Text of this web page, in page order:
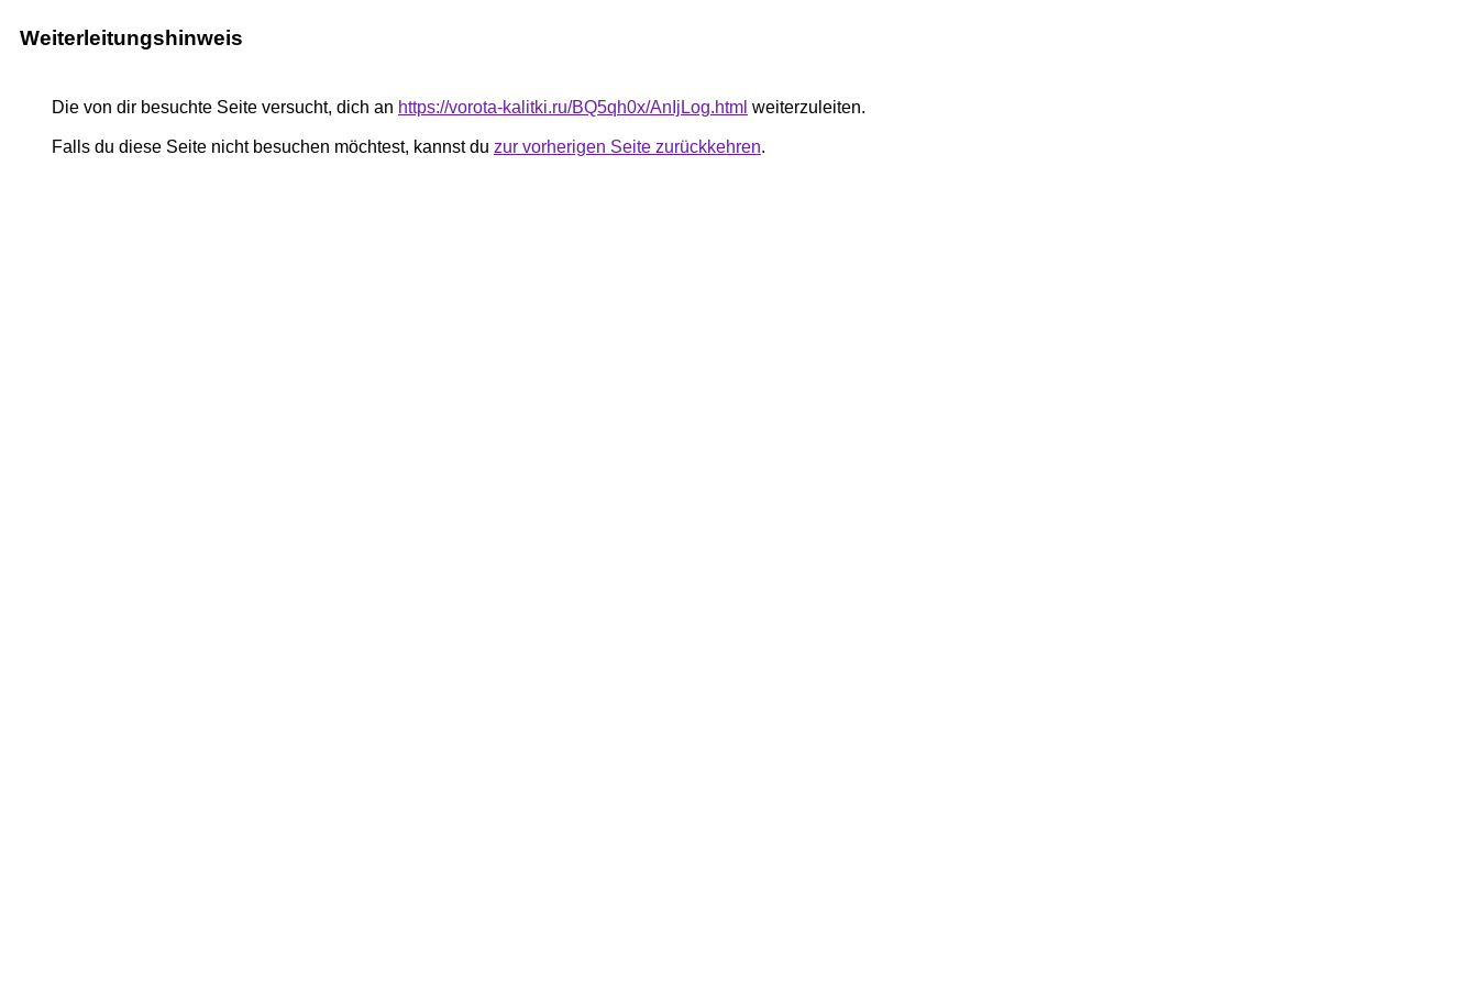
Weiterleitungshinweis
Die von dir besuchte Seite versucht, dich an https://vorota-kalitki.ru/BQ5qh0x/AnIjLog.html weiterzuleiten.
Falls du diese Seite nicht besuchen möchtest, kannst du zur vorherigen Seite zurückkehren.